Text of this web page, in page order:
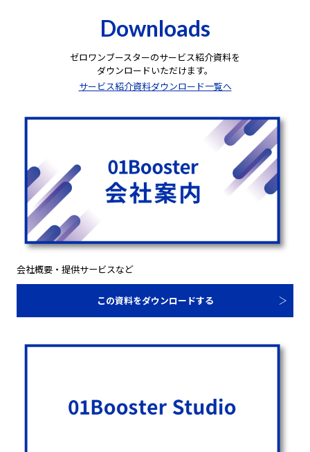
Downloads
ゼロワンブースターのサービス紹介資料を
ダウンロードいただけます。
サービス紹介資料ダウンロード一覧へ
会社概要・提供サービスなど
この資料をダウンロードする